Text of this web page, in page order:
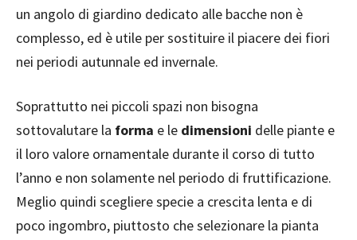
un angolo di giardino dedicato alle bacche non è
complesso, ed è utile per sostituire il piacere dei fiori
nei periodi autunnale ed invernale.
Soprattutto nei piccoli spazi non bisogna
sottovalutare la forma e le dimensioni delle piante e
il loro valore ornamentale durante il corso di tutto
l’anno e non solamente nel periodo di fruttificazione.
Meglio quindi scegliere specie a crescita lenta e di
poco ingombro, piuttosto che selezionare la pianta